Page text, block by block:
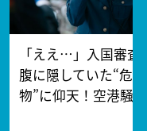
「ええ…」入国審査
腹に隠していた“危
物”に仰天！空港騒